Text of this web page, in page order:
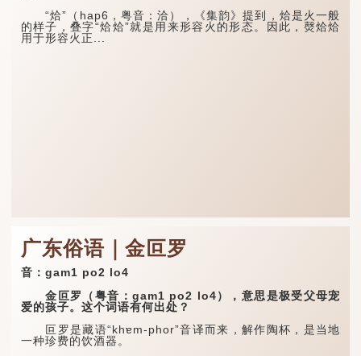
“烚”（hap6，粤音：洽），《集韵》提到，烚是火一般
的样子，叠字“烚烚”就是用来形容火的形态。因此，㷫烚烚
用于形容火正...
广东俗语｜金叵罗
音：gam1 po2 lo4
金叵罗（粤音：gam1 po2 lo4），意思是极受父母宠
爱的孩子。这个词语有何出处？
叵罗是藏语“khɐm-phor”音译而来，解作陶杯，是当地
一种珍费的饮酒器。